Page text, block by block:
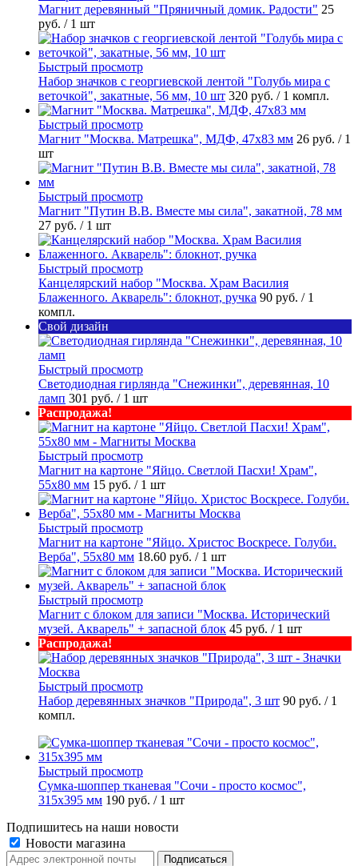
Магнит деревянный "Пряничный домик. Радости" 25
руб. / 1 шт
Быстрый просмотр
Набор значков с георгиевской лентой "Голубь мира с
веточкой", закатные, 56 мм, 10 шт 320 руб. / 1 компл.
Быстрый просмотр
Магнит "Москва. Матрешка", МДФ, 47х83 мм 26 руб. / 1
шт
Быстрый просмотр
Магнит "Путин В.В. Вместе мы сила", закатной, 78 мм
27 руб. / 1 шт
Быстрый просмотр
Канцелярский набор "Москва. Храм Василия
Блаженного. Акварель": блокнот, ручка 90 руб. / 1
компл.
Свой дизайн
Быстрый просмотр
Светодиодная гирлянда "Снежинки", деревянная, 10
ламп 301 руб. / 1 шт
Распродажа!
Быстрый просмотр
Магнит на картоне "Яйцо. Светлой Пасхи! Храм",
55х80 мм 15 руб. / 1 шт
Быстрый просмотр
Магнит на картоне "Яйцо. Христос Воскресе. Голуби.
Верба", 55х80 мм 18.60 руб. / 1 шт
Быстрый просмотр
Магнит с блоком для записи "Москва. Исторический
музей. Акварель" + запасной блок 45 руб. / 1 шт
Распродажа!
Быстрый просмотр
Набор деревянных значков "Природа", 3 шт 90 руб. / 1
компл.
Быстрый просмотр
Сумка-шоппер тканевая "Сочи - просто космос",
315х395 мм 190 руб. / 1 шт
Подпишитесь на наши новости
Новости магазина